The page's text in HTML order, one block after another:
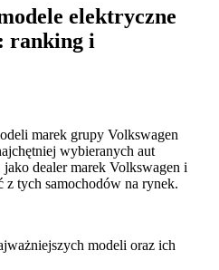
elektryczne
ranking i
marek grupy Volkswagen
wybieranych aut
dealer marek Volkswagen i
z tych samochodów na rynek.
modeli oraz ich